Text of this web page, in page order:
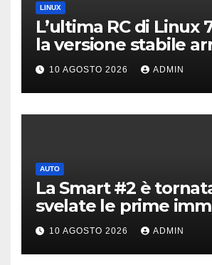
LINUX
L’ultima RC di Linux
la versione stabile
prossima settimana
10 AGOSTO 2026 ADMIN
AUTO
La Smart #2 è
svelate le prime
dell’erede della
10 AGOSTO 2026 ADMIN